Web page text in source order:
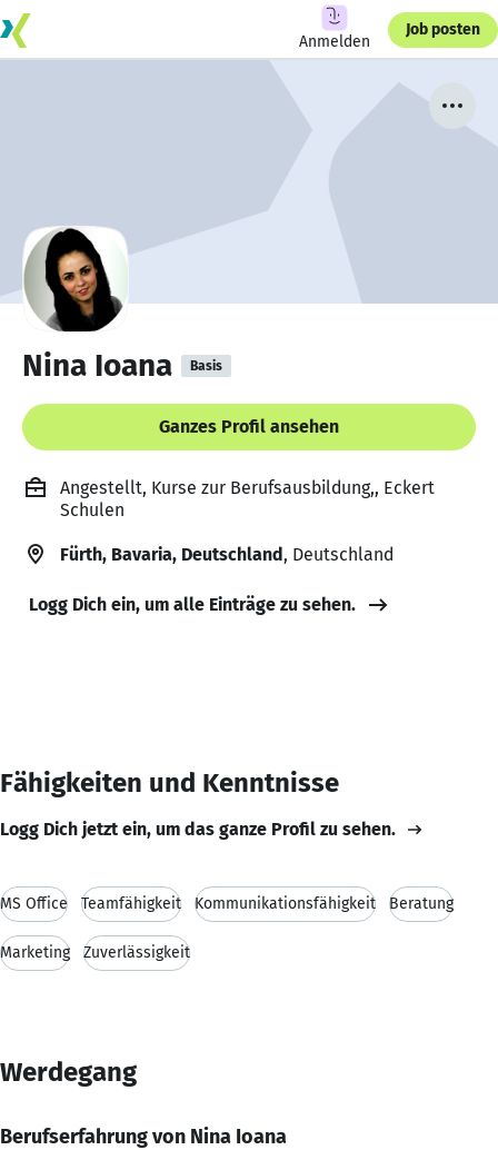
Anmelden
Job posten
Nina Ioana Basis
Ganzes Profil ansehen
Angestellt, Kurse zur Berufsausbildung,, Eckert
Schulen
Fürth, Bavaria, Deutschland, Deutschland
Logg Dich ein, um alle Einträge zu sehen.
Fähigkeiten und Kenntnisse
Logg Dich jetzt ein, um das ganze Profil zu sehen.
MS Office Teamfähigkeit Kommunikationsfähigkeit Beratung
Marketing Zuverlässigkeit
Werdegang
Berufserfahrung von Nina Ioana